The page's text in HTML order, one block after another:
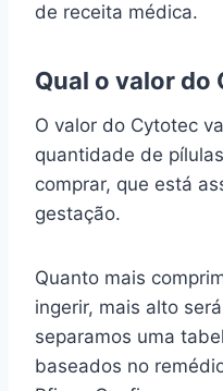
de receita médica.
Qual o valor do
O valor do Cytotec
quantidade de
comprar, que está
gestação.
Quanto mais
ingerir, mais alto
separamos uma
baseados no